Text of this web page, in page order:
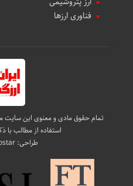
فناوری ارزها
تمام حقوق مادی و معنوی این سایت
استفاده از مطالب با
طراحی: